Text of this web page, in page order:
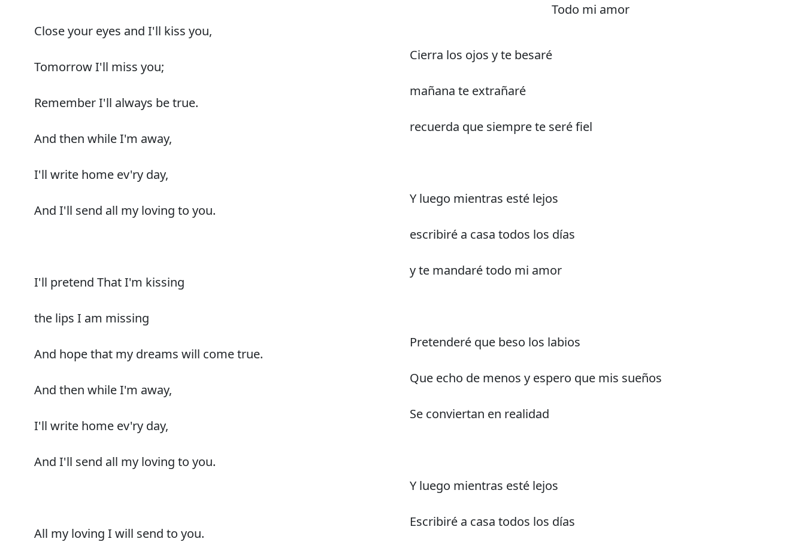
Close your eyes and I'll kiss you,
Tomorrow I'll miss you;
Remember I'll always be true.
And then while I'm away,
I'll write home ev'ry day,
And I'll send all my loving to you.
I'll pretend That I'm kissing
the lips I am missing
And hope that my dreams will come true.
And then while I'm away,
I'll write home ev'ry day,
And I'll send all my loving to you.
All my loving I will send to you.
Todo mi amor
Cierra los ojos y te besaré
mañana te extrañaré
recuerda que siempre te seré fiel
Y luego mientras esté lejos
escribiré a casa todos los días
y te mandaré todo mi amor
Pretenderé que beso los labios
Que echo de menos y espero que mis sueños
Se conviertan en realidad
Y luego mientras esté lejos
Escribiré a casa todos los días